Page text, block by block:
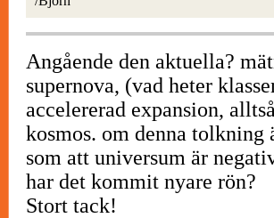
Angående den aktuella?
supernova, (vad heter
accelererad expansion,
kosmos. om denna tolkning
som att universum är
har det kommit nyare rön?
Stort tack!